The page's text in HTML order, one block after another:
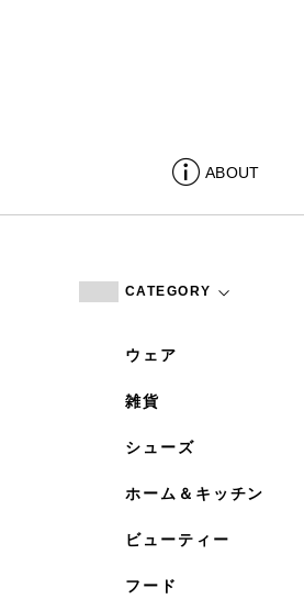
ABOUT
CATEGORY
ウェア
雑貨
シューズ
ホーム＆キッチン
ビューティー
フード